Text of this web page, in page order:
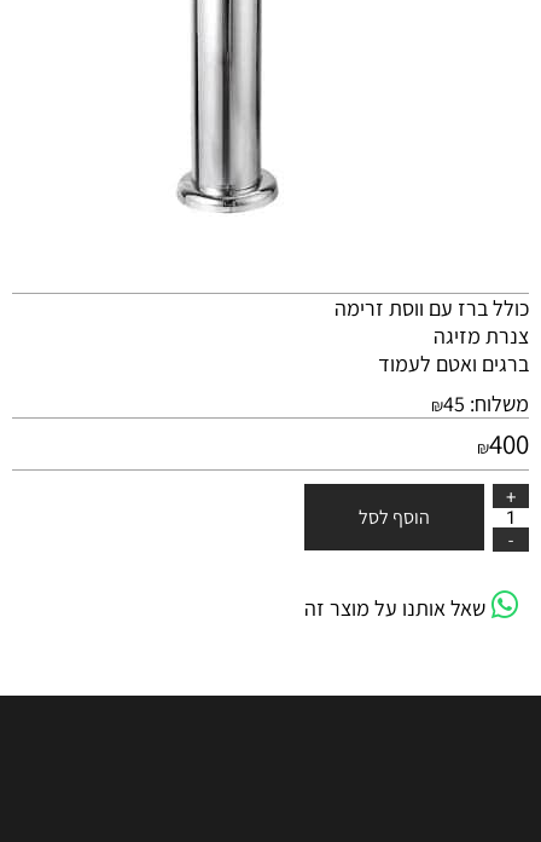
כולל ברז עם ווסת זרימה
צנרת מזיגה
ברגים ואטם לעמוד
משלוח:
₪45
₪400
הוסף לסל
שאל אותנו על מוצר זה